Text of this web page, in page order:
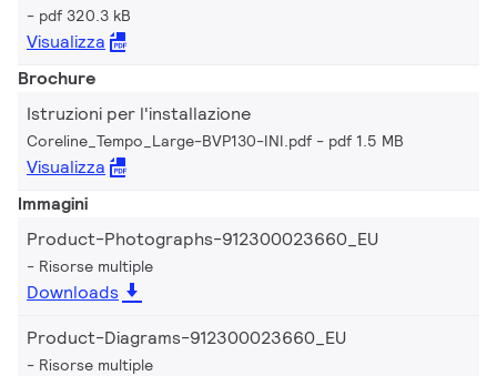
pdf 320.3 kB
Visualizza
Brochure
Istruzioni per l'installazione
Coreline_Tempo_Large-BVP130-INI.pdf pdf 1.5 MB
Visualizza
Immagini
Product-Photographs-912300023660_EU
Risorse multiple
Downloads
Product-Diagrams-912300023660_EU
Risorse multiple